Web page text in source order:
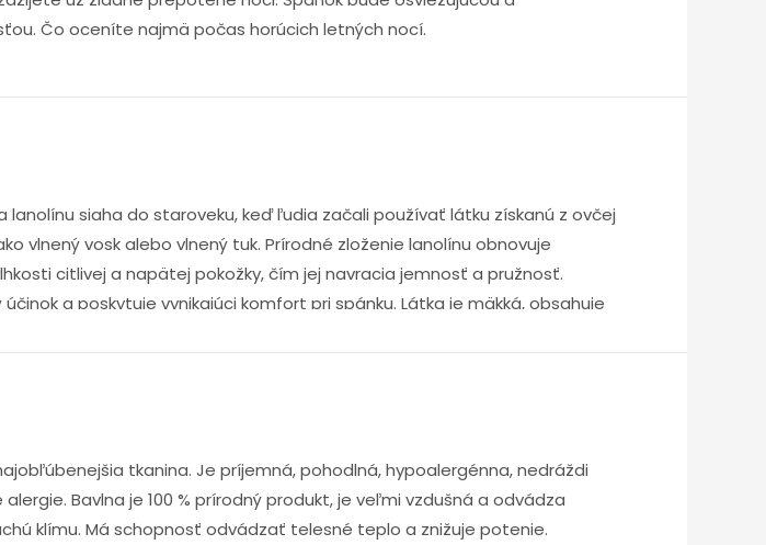
Čo oceníte najmä počas horúcich letných nocí.
lanolínu siaha do staroveku, keď ľudia začali používať látku získanú z ovčej
vlnený vosk alebo vlnený tuk. Prírodné zloženie lanolínu obnovuje
citlivej a napätej pokožky, čím jej navracia jemnosť a pružnosť.
účinok a poskytuje vynikajúci komfort pri spánku. Látka je mäkká, obsahuje
tkanina. Je príjemná, pohodlná, hypoalergénna, nedráždi
Bavlna je 100 % prírodný produkt, je veľmi vzdušná a odvádza
klímu. Má schopnosť odvádzať telesné teplo a znižuje potenie.